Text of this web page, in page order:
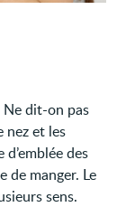
Ne dit-on pas
nez et les
des
de manger. Le
sens.